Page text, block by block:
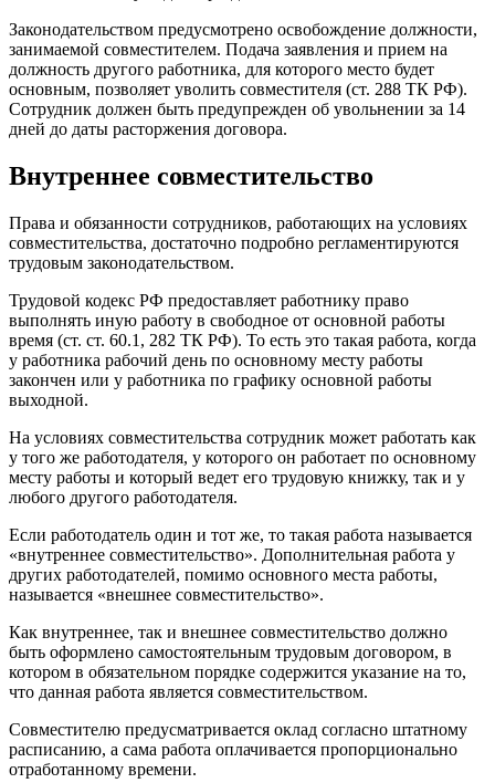
Законодательством предусмотрено освобождение должности,
занимаемой совместителем. Подача заявления и прием на
должность другого работника, для которого место будет
основным, позволяет уволить совместителя (ст. 288 ТК РФ).
Сотрудник должен быть предупрежден об увольнении за 14
дней до даты расторжения договора.
Внутреннее совместительство
Права и обязанности сотрудников, работающих на условиях
совместительства, достаточно подробно регламентируются
трудовым законодательством.
Трудовой кодекс РФ предоставляет работнику право
выполнять иную работу в свободное от основной работы
время (ст. ст. 60.1, 282 ТК РФ). То есть это такая работа, когда
у работника рабочий день по основному месту работы
закончен или у работника по графику основной работы
выходной.
На условиях совместительства сотрудник может работать как
у того же работодателя, у которого он работает по основному
месту работы и который ведет его трудовую книжку, так и у
любого другого работодателя.
Если работодатель один и тот же, то такая работа называется
«внутреннее совместительство». Дополнительная работа у
других работодателей, помимо основного места работы,
называется «внешнее совместительство».
Как внутреннее, так и внешнее совместительство должно
быть оформлено самостоятельным трудовым договором, в
котором в обязательном порядке содержится указание на то,
что данная работа является совместительством.
Совместителю предусматривается оклад согласно штатному
расписанию, а сама работа оплачивается пропорционально
отработанному времени.